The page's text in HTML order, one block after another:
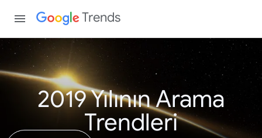
Trends
2019 Yılının Arama
Trendleri